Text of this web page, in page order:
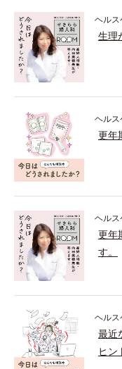
ヘルス
生理
ヘルス
更年
ヘルス
更年
す。
ヘルス
最近
ヒン